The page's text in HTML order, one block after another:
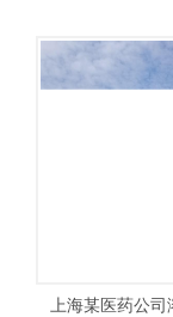
上海某医药公司